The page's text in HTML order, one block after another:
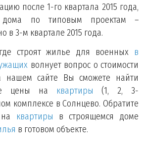
после 1-го квартала 2015 года,
дома по типовым проектам –
в 3-м квартале 2015 года.
строят жилье для военных в
волнует вопрос о стоимости
нашем сайте Вы сможете найти
цены на квартиры (1, 2, 3-
комплексе в Солнцево. Обратите
квартиры в строящемся доме
в готовом объекте.